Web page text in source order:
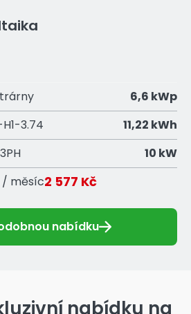
6,6 kWp
3.74
11,22 kWh
10 kW
/ měsíc2 577 Kč
nabídku
nabídku na